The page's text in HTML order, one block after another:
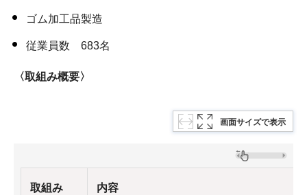
ゴム加工品製造
従業員数 683名
〈取組み概要〉
画面サイズで表示
取組み 内容